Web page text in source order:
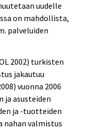
uudelle
on mahdollista,
palveluiden
2002) turkisten
jakautuu
vuonna 2006
ja asusteiden
ja -tuotteiden
nahan valmistus